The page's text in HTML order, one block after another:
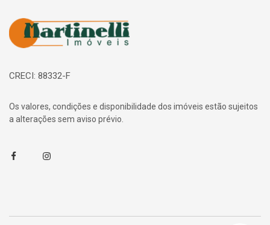
Página inicial
CRECI: 88332-F
Os valores, condições e disponibilidade dos imóveis estão sujeitos
a alterações sem aviso prévio.
FacebookInstagram